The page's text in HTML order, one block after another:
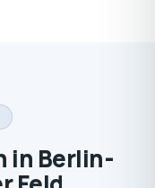
in Berlin-